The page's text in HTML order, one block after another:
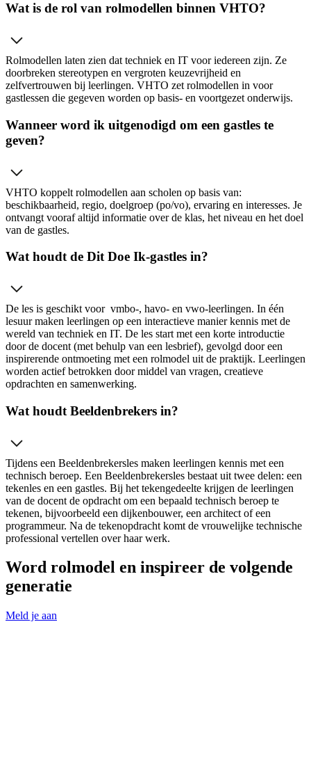
Wat is de rol van rolmodellen binnen VHTO?
Rolmodellen laten zien dat techniek en IT voor iedereen zijn. Ze
doorbreken stereotypen en vergroten keuzevrijheid en
zelfvertrouwen bij leerlingen. VHTO zet rolmodellen in voor
gastlessen die gegeven worden op basis- en voortgezet onderwijs.
Wanneer word ik uitgenodigd om een gastles te
geven?
VHTO koppelt rolmodellen aan scholen op basis van:
beschikbaarheid, regio, doelgroep (po/vo), ervaring en interesses. Je
ontvangt vooraf altijd informatie over de klas, het niveau en het doel
van de gastles.
Wat houdt de Dit Doe Ik-gastles in?
De les is geschikt voor vmbo-, havo- en vwo-leerlingen. In één
lesuur maken leerlingen op een interactieve manier kennis met de
wereld van techniek en IT. De les start met een korte introductie
door de docent (met behulp van een lesbrief), gevolgd door een
inspirerende ontmoeting met een rolmodel uit de praktijk. Leerlingen
worden actief betrokken door middel van vragen, creatieve
opdrachten en samenwerking.
Wat houdt Beeldenbrekers in?
Tijdens een Beeldenbrekersles maken leerlingen kennis met een
technisch beroep. Een Beeldenbrekersles bestaat uit twee delen: een
tekenles en een gastles. Bij het tekengedeelte krijgen de leerlingen
van de docent de opdracht om een bepaald technisch beroep te
tekenen, bijvoorbeeld een dijkenbouwer, een architect of een
programmeur. Na de tekenopdracht komt de vrouwelijke technische
professional vertellen over haar werk.
Word rolmodel en inspireer de volgende
generatie
Meld je aan